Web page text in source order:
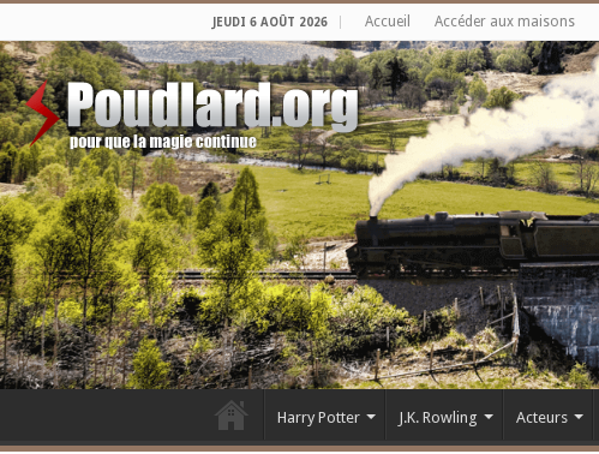
JEUDI 6 AOÛT 2026 Accueil Accéder aux maisons
Harry Potter J.K. Rowling Acteurs